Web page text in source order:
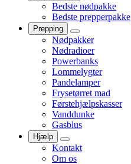
Bedste nødpakke
Bedste prepperpakke
Prepping
Nødpakker
Nødradioer
Powerbanks
Lommelygter
Pandelamper
Frysetørret mad
Førstehjælpskasser
Vanddunke
Gasblus
Hjælp
Kontakt
Om os